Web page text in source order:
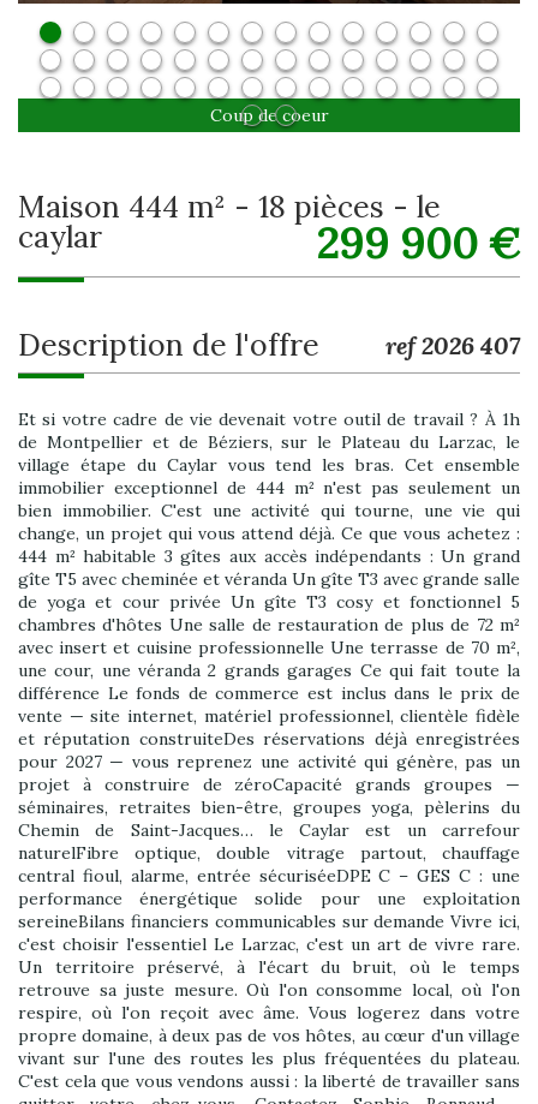
Coup de coeur
maison 444 m² - 18 pièces - le
caylar 299 900 €
description de l'offre ref 2026 407
Et si votre cadre de vie devenait votre outil de travail ? À 1h
de Montpellier et de Béziers, sur le Plateau du Larzac, le
village étape du Caylar vous tend les bras. Cet ensemble
immobilier exceptionnel de 444 m² n'est pas seulement un
bien immobilier. C'est une activité qui tourne, une vie qui
change, un projet qui vous attend déjà. Ce que vous achetez :
444 m² habitable 3 gîtes aux accès indépendants : Un grand
gîte T5 avec cheminée et véranda Un gîte T3 avec grande salle
de yoga et cour privée Un gîte T3 cosy et fonctionnel 5
chambres d'hôtes Une salle de restauration de plus de 72 m²
avec insert et cuisine professionnelle Une terrasse de 70 m²,
une cour, une véranda 2 grands garages Ce qui fait toute la
différence Le fonds de commerce est inclus dans le prix de
vente — site internet, matériel professionnel, clientèle fidèle
et réputation construiteDes réservations déjà enregistrées
pour 2027 — vous reprenez une activité qui génère, pas un
projet à construire de zéroCapacité grands groupes —
séminaires, retraites bien-être, groupes yoga, pèlerins du
Chemin de Saint-Jacques… le Caylar est un carrefour
naturelFibre optique, double vitrage partout, chauffage
central fioul, alarme, entrée sécuriséeDPE C – GES C : une
performance énergétique solide pour une exploitation
sereineBilans financiers communicables sur demande Vivre ici,
c'est choisir l'essentiel Le Larzac, c'est un art de vivre rare.
Un territoire préservé, à l'écart du bruit, où le temps
retrouve sa juste mesure. Où l'on consomme local, où l'on
respire, où l'on reçoit avec âme. Vous logerez dans votre
propre domaine, à deux pas de vos hôtes, au cœur d'un village
vivant sur l'une des routes les plus fréquentées du plateau.
C'est cela que vous vendons aussi : la liberté de travailler sans